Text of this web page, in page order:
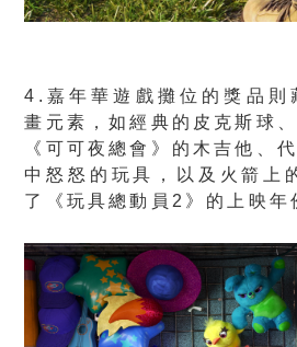
4.嘉年華遊戲攤位的獎品則
畫元素，如經典的皮克斯球
《可可夜總會》的木吉他、
中怒怒的玩具，以及火箭上
了《玩具總動員2》的上映年